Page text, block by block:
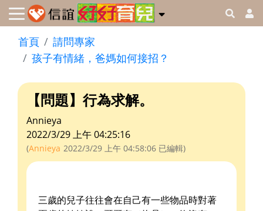
首頁
請問專家
孩子有情緒，爸媽如何接招？
【問題】行為求解。
Annieya
2022/3/29 上午 04:25:16
(Annieya 2022/3/29 上午 04:58:06 已編輯)
三歲的兒子往往會在自己有一些物品時對著